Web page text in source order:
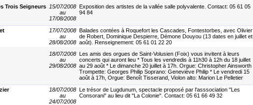
Trois Seigneurs 15/07/2008
au
17/08/2008
Exposition des artistes de la vallée salle polyvalente. Contact: 05 61 05
94 84
17/07/2008
au
28/08/2008
Balades contées à Roquefort les Cascades, Fontestorbes, avec Olivier
de Robert, Dominique Despierre, Démone Douyou (13 dates en juillet et
août). Renseignement: 05 61 01 22 20
18/07/2008
au
29/08/2008
Les amis des orgues de Saint-Volusien (Foix) vous invitent à leurs
concerts qui auront lieu * Tous les vendredis à 11h30 à 12h du 18 juillet
au 29 août * Le dimanche 20 juillet à 17h. Orgue: Christopher Ainsworth
Trompette: Georges Philip Soprano: Geneviève Philip * Le vendredi 15
août à 17h, Orgue: Benoît Tisserand, Violon alto: Marion Le Pelletier
18/07/2008
au
24/07/2008
Le trésor de Lugdunum, spectacle proposé par l'asssociation "Les
Consorani" au lieu dit "La Colonie". Contact: 05 61 66 49 32